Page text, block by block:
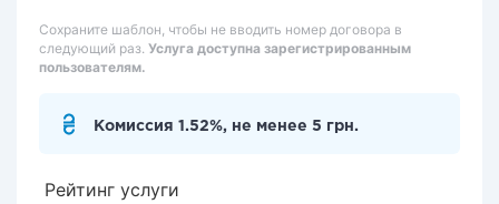
Сохраните шаблон, чтобы не вводить номер договора в
следующий раз. Услуга доступна зарегистрированным
пользователям.
Комиссия 1.52%, не менее 5 грн.
Рейтинг услуги